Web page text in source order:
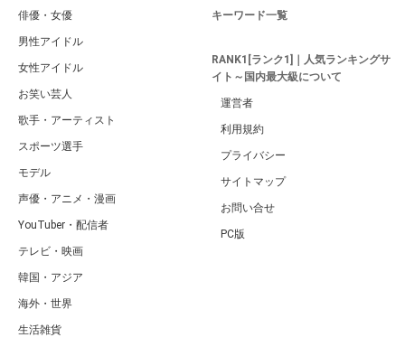
俳優・女優
男性アイドル
女性アイドル
お笑い芸人
歌手・アーティスト
スポーツ選手
モデル
声優・アニメ・漫画
YouTuber・配信者
テレビ・映画
韓国・アジア
海外・世界
生活雑貨
キーワード一覧
RANK1[ランク1]｜人気ランキングサ
イト～国内最大級について
運営者
利用規約
プライバシー
サイトマップ
お問い合せ
PC版